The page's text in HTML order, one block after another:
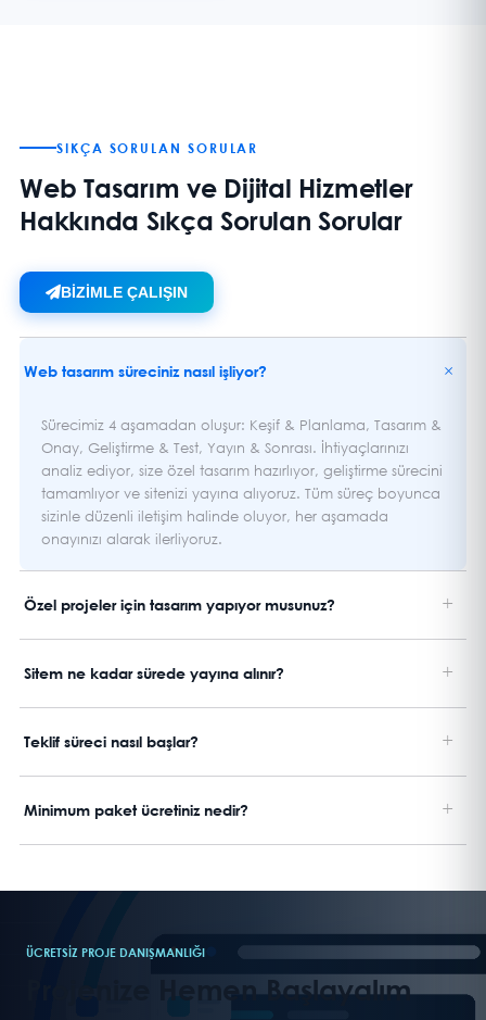
SIKÇA SORULAN SORULAR
Web Tasarım ve Dijital Hizmetler
Hakkında Sıkça Sorulan Sorular
BİZİMLE ÇALIŞIN
Web tasarım süreciniz nasıl işliyor? +
Sürecimiz 4 aşamadan oluşur: Keşif & Planlama, Tasarım &
Onay, Geliştirme & Test, Yayın & Sonrası. İhtiyaçlarınızı
analiz ediyor, size özel tasarım hazırlıyor, geliştirme sürecini
tamamlıyor ve sitenizi yayına alıyoruz. Tüm süreç boyunca
sizinle düzenli iletişim halinde oluyor, her aşamada
onayınızı alarak ilerliyoruz.
Özel projeler için tasarım yapıyor musunuz? +
Sitem ne kadar sürede yayına alınır? +
Teklif süreci nasıl başlar? +
Minimum paket ücretiniz nedir? +
ÜCRETSIZ PROJE DANIŞMANLIĞI
Projenize Hemen Başlayalım